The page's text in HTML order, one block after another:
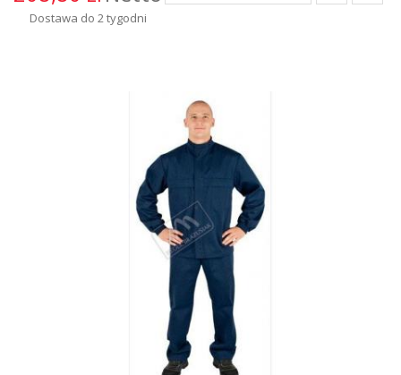
Dostawa do 2 tygodni